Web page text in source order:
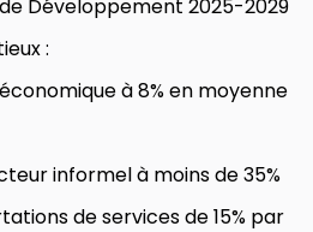
Développement 2025-2029
:
à 8% en moyenne
informel à moins de 35%
de services de 15% par